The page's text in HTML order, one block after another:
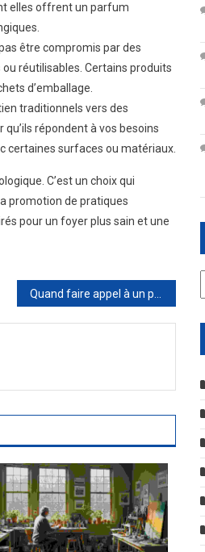
elles offrent un parfum
être compromis par des
réutilisables. Certains produits
d’emballage.
traditionnels vers des
répondent à vos besoins
certaines surfaces ou matériaux.
C’est un choix qui
promotion de pratiques
pour un foyer plus sain et une